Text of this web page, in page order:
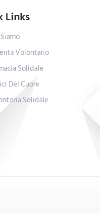
Links
Volontario
Solidale
Del Cuore
Solidale